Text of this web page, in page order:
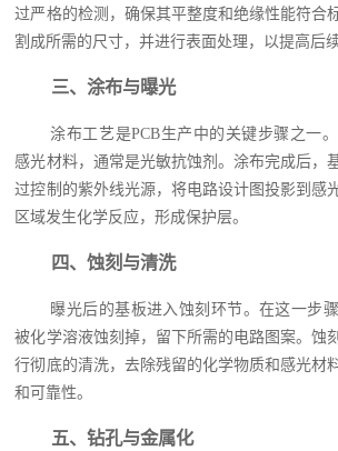
过严格的检测，确保其平整度和绝缘性能符合
割成所需的尺寸，并进行表面处理，以提高后
三、涂布与曝光
涂布工艺是PCB生产中的关键步骤之一
感光材料，通常是光敏抗蚀剂。涂布完成后，
过控制的紫外线光源，将电路设计图投影到感
区域发生化学反应，形成保护层。
四、蚀刻与清洗
曝光后的基板进入蚀刻环节。在这一步
被化学溶液蚀刻掉，留下所需的电路图案。蚀
行彻底的清洗，去除残留的化学物质和感光材
和可靠性。
五、钻孔与金属化